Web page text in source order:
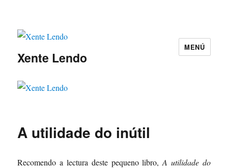
Xente Lendo
MENÚ
A utilidade do inútil
Recomendo a lectura deste pequeno libro,A utilidade do